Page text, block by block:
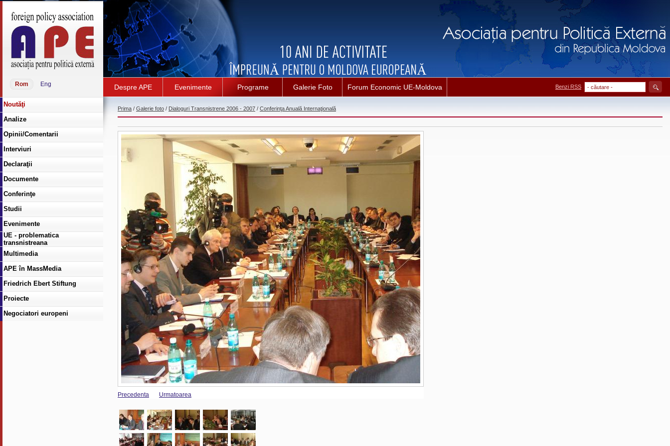
Rom Eng Despre APE Evenimente Programe Galerie Foto Forum Economic UE-Moldova Benzi RSS
Noutăţi
Analize
Opinii/Comentarii
Interviuri
Declaraţii
Documente
Conferinţe
Studii
Evenimente
UE - problematica
transnistreana
Multimedia
APE în MassMedia
Friedrich Ebert Stiftung
Proiecte
Negociatori europeni
Prima / Galerie foto / Dialoguri Transnistrene 2006 - 2007 / Conferinţa Anuală Internaţională
Precedenta Urmatoarea